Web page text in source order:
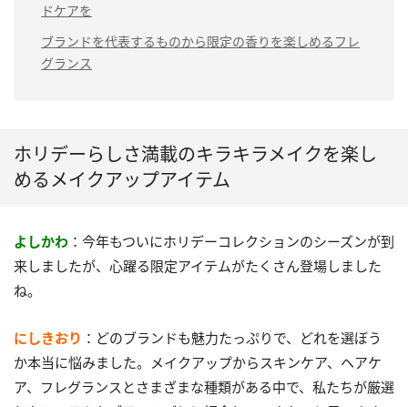
ドケアを
ブランドを代表するものから限定の香りを楽しめるフレ
グランス
ホリデーらしさ満載のキラキラメイクを楽し
めるメイクアップアイテム
よしかわ ：今年もついにホリデーコレクションのシーズンが到
来しましたが、心躍る限定アイテムがたくさん登場しました
ね。
にしきおり ：どのブランドも魅力たっぷりで、どれを選ぼう
か本当に悩みました。メイクアップからスキンケア、ヘアケ
ア、フレグランスとさまざまな種類がある中で、私たちが厳選